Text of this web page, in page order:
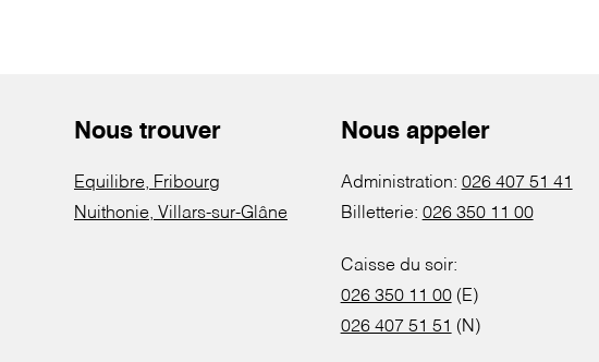
Nous trouver
Equilibre, Fribourg
Nuithonie, Villars-sur-Glâne
Nous appeler
Administration: 026 407 51 41
Billetterie: 026 350 11 00
Caisse du soir:
026 350 11 00(E)
026 407 51 51 (N)